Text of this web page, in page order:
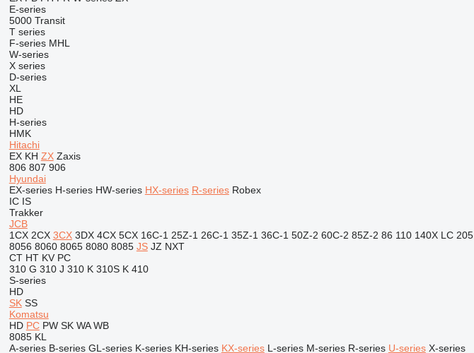
E-series
5000 Transit
T series
F-series MHL
W-series
X series
D-series
XL
HE
HD
H-series
HMK
Hitachi
EX KH ZX Zaxis
806 807 906
Hyundai
EX-series H-series HW-series HX-series R-series Robex
IC IS
Trakker
JCB
1CX 2CX 3CX 3DX 4CX 5CX 16C-1 25Z-1 26C-1 35Z-1 36C-1 50Z-2 60C-2 85Z-2 86 110 140X LC 205
8056 8060 8065 8080 8085 JS JZ NXT
CT HT KV PC
310 G 310 J 310 K 310S K 410
S-series
HD
SK SS
Komatsu
HD PC PW SK WA WB
8085 KL
A-series B-series GL-series K-series KH-series KX-series L-series M-series R-series U-series X-series